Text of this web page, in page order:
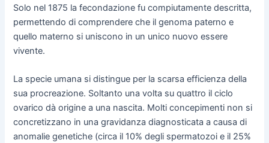
Solo nel 1875 la fecondazione fu compiutamente descritta,
permettendo di comprendere che il genoma paterno e
quello materno si uniscono in un unico nuovo essere
vivente.
La specie umana si distingue per la scarsa efficienza della
sua procreazione. Soltanto una volta su quattro il ciclo
ovarico dà origine a una nascita. Molti concepimenti non si
concretizzano in una gravidanza diagnosticata a causa di
anomalie genetiche (circa il 10% degli spermatozoi e il 25%